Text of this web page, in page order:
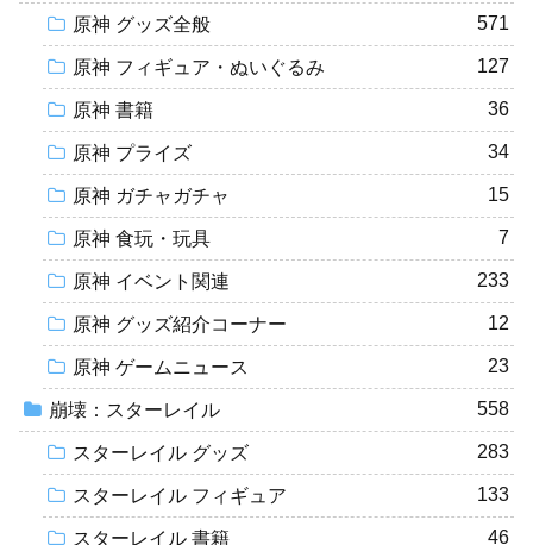
原神 グッズ全般 571
原神 フィギュア・ぬいぐるみ 127
原神 書籍 36
原神 プライズ 34
原神 ガチャガチャ 15
原神 食玩・玩具 7
原神 イベント関連 233
原神 グッズ紹介コーナー 12
原神 ゲームニュース 23
崩壊：スターレイル 558
スターレイル グッズ 283
スターレイル フィギュア 133
スターレイル 書籍 46